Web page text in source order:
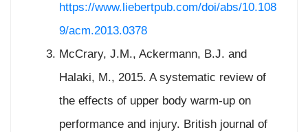
https://www.liebertpub.com/doi/abs/10.108
9/acm.2013.0378
McCrary, J.M., Ackermann, B.J. and
Halaki, M., 2015. A systematic review of
the effects of upper body warm-up on
performance and injury. British journal of